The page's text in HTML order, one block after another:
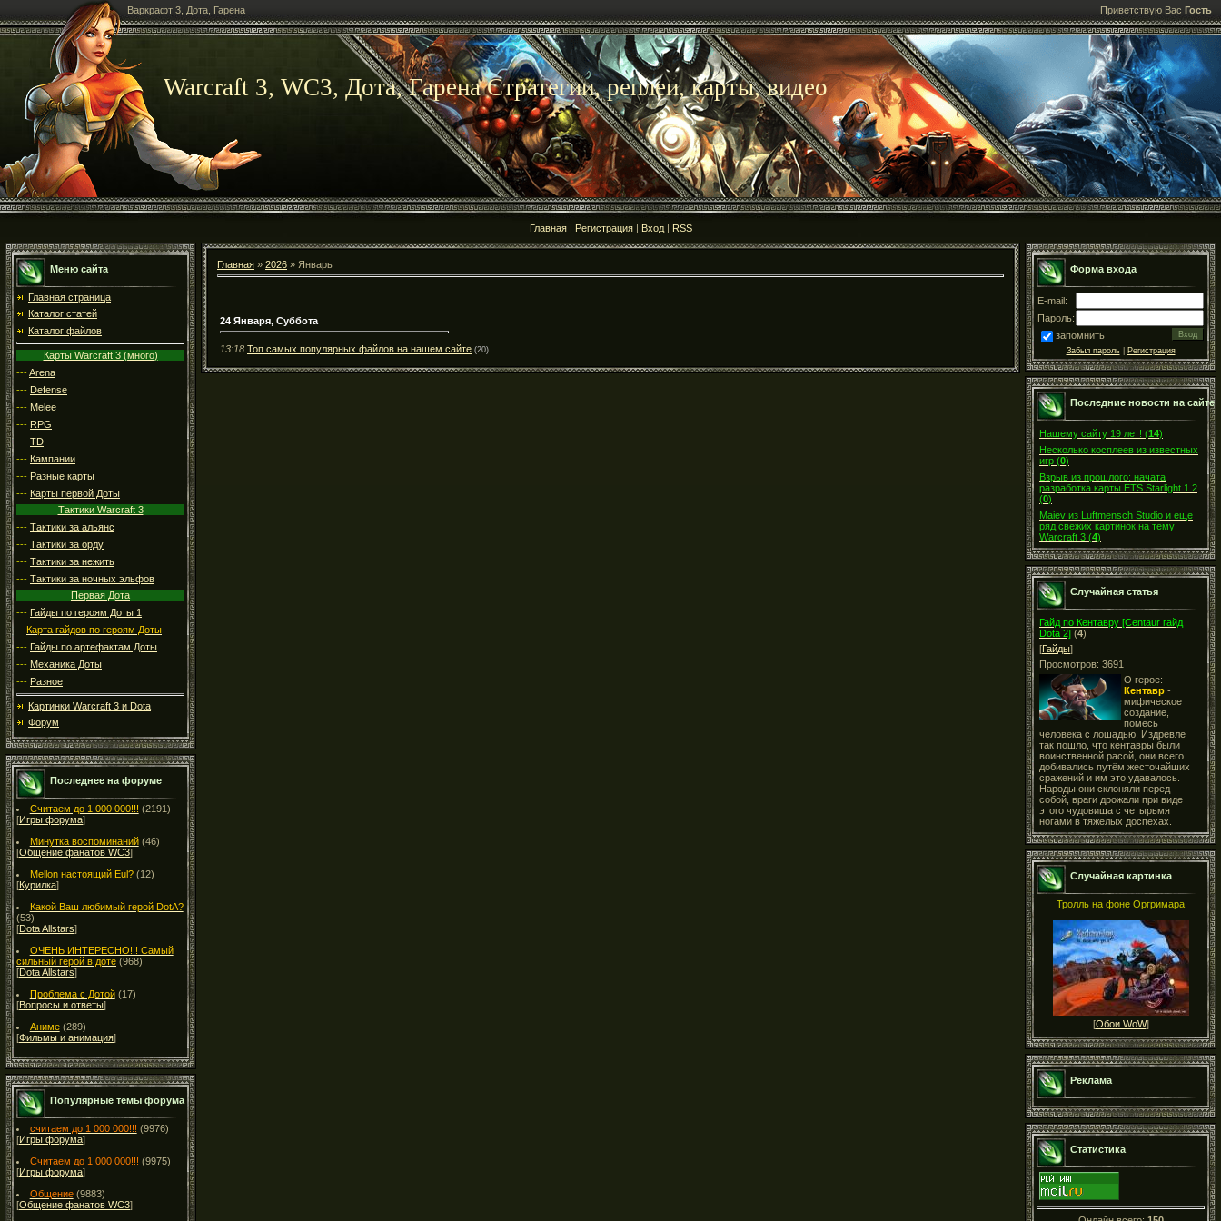
Варкрафт 3, Дота, Гарена Приветствую Вас Гость
Warcraft 3, WC3, Дота, Гарена Стратегии, реплеи, карты, видео
Главная| Регистрация| Вход| RSS
Меню сайта
Главная страница
Каталог статей
Каталог файлов
Карты Warcraft 3 (много)
---Arena
--- Defense
--- Melee
--- RPG
--- TD
--- Кампании
--- Разные карты
--- Карты первой Доты
Тактики Warcraft 3
--- Тактики за альянс
--- Тактики за орду
--- Тактики за нежить
--- Тактики за ночных эльфов
Первая Дота
--- Гайды по героям Доты 1
-- Карта гайдов по героям Доты
--- Гайды по артефактам Доты
--- Механика Доты
--- Разное
Картинки Warcraft 3 и Dota
Форум
Последнее на форуме
Считаем до 1 000 000!!! (2191)
[Игры форума]
Минутка воспоминаний (46)
[Общение фанатов WC3]
Mellon настоящий Eul? (12)
[Курилка]
Какой Ваш любимый герой DotA?
(53)
[Dota Allstars]
ОЧЕНЬ ИНТЕРЕСНО!!! Самый
сильный герой в доте (968)
[Dota Allstars]
Проблема с Дотой (17)
[Вопросы и ответы]
Аниме (289)
[Фильмы и анимация]
Популярные темы форума
считаем до 1 000 000!!! (9976)
[Игры форума]
Считаем до 1 000 000!!! (9975)
[Игры форума]
Общение (9883)
[Общение фанатов WC3]
Главная » 2026 » Январь
24 Января, Суббота
13:18 Топ самых популярных файлов на нашем сайте (20)
Форма входа
E-mail:
Пароль:
запомнить
Забыл пароль| Регистрация
Последние новости на сайте
Нашему сайту 19 лет! (14)
Несколько косплеев из известных
игр (0)
Взрыв из прошлого: начата
разработка карты ETS Starlight 1.2
(0)
Maiev из Luftmensch Studio и еще
ряд свежих картинок на тему
Warcraft 3 (4)
Случайная статья
Гайд по Кентавру [Centaur гайд
Dota 2] (4)
[Гайды]
Просмотров: 3691
О герое:
Кентавр -
мифическое
создание,
помесь
человека с лошадью. Издревле
так пошло, что кентавры были
воинственной расой, они всего
добивались путём жесточайших
сражений и им это удавалось.
Народы они склоняли перед
собой, враги дрожали при виде
этого чудовища с четырьмя
ногами в тяжелых доспехах.
Случайная картинка
Тролль на фоне Оргримара
[Обои WoW]
Реклама
Статистика